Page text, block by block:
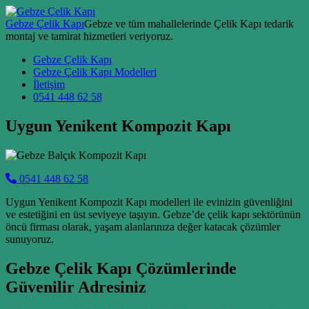
Skip to content
Gebze Çelik KapıGebze ve tüm mahallelerinde Çelik Kapı tedarik
montaj ve tamirat hizmetleri veriyoruz.
Main Navigation
Gebze Çelik Kapı
Gebze Çelik Kapı Modelleri
İletişim
0541 448 62 58
Uygun Yenikent Kompozit Kapı
0541 448 62 58
Uygun Yenikent Kompozit Kapı modelleri ile evinizin güvenliğini
ve estetiğini en üst seviyeye taşıyın. Gebze’de çelik kapı sektörünün
öncü firması olarak, yaşam alanlarınıza değer katacak çözümler
sunuyoruz.
Gebze Çelik Kapı Çözümlerinde
Güvenilir Adresiniz